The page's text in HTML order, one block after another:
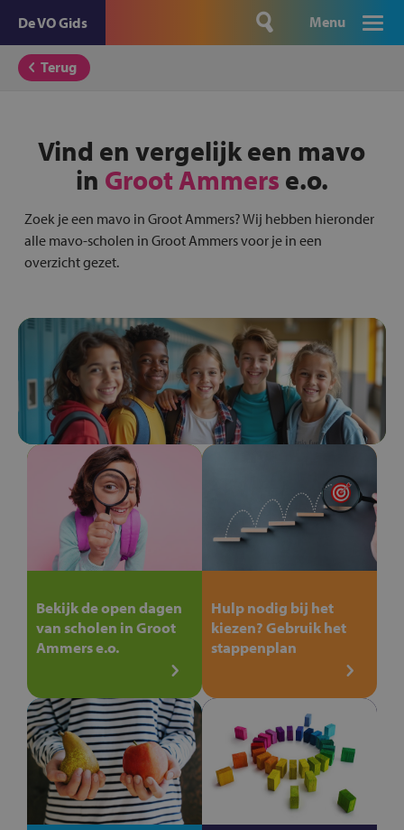
De VO Gids Menu
Terug
Vind en vergelijk een mavo
in Groot Ammers e.o.
Zoek je een mavo in Groot Ammers? Wij hebben hieronder
alle mavo-scholen in Groot Ammers voor je in een
overzicht gezet.
Bekijk de open dagen
van scholen in Groot
Ammers e.o.
Hulp nodig bij het
kiezen? Gebruik het
stappenplan